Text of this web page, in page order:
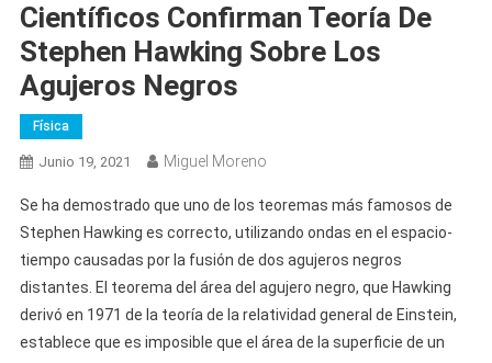
Científicos Confirman Teoría De
Stephen Hawking Sobre Los
Agujeros Negros
Física
Junio 19, 2021 Miguel Moreno
Se ha demostrado que uno de los teoremas más famosos de
Stephen Hawking es correcto, utilizando ondas en el espacio-
tiempo causadas por la fusión de dos agujeros negros
distantes. El teorema del área del agujero negro, que Hawking
derivó en 1971 de la teoría de la relatividad general de Einstein,
establece que es imposible que el área de la superficie de un